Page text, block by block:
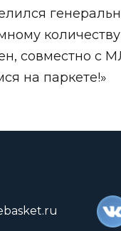
совместно
на паркете!»